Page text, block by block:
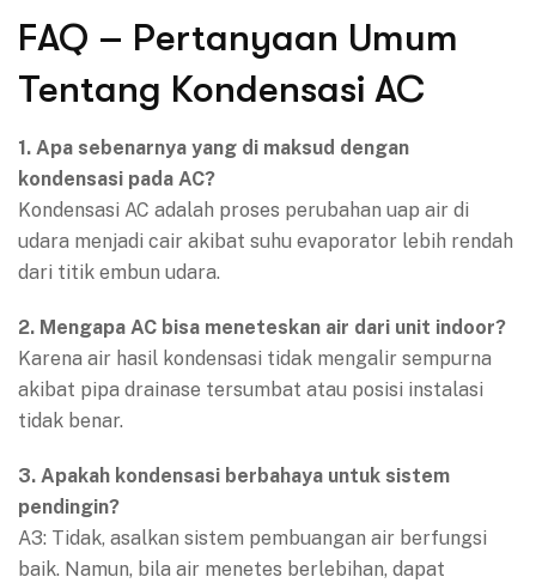
FAQ – Pertanyaan Umum
Tentang Kondensasi AC
1. Apa sebenarnya yang di maksud dengan
kondensasi pada AC?
Kondensasi AC adalah proses perubahan uap air di
udara menjadi cair akibat suhu evaporator lebih rendah
dari titik embun udara.
2. Mengapa AC bisa meneteskan air dari unit indoor?
Karena air hasil kondensasi tidak mengalir sempurna
akibat pipa drainase tersumbat atau posisi instalasi
tidak benar.
3. Apakah kondensasi berbahaya untuk sistem
pendingin?
A3: Tidak, asalkan sistem pembuangan air berfungsi
baik. Namun, bila air menetes berlebihan, dapat